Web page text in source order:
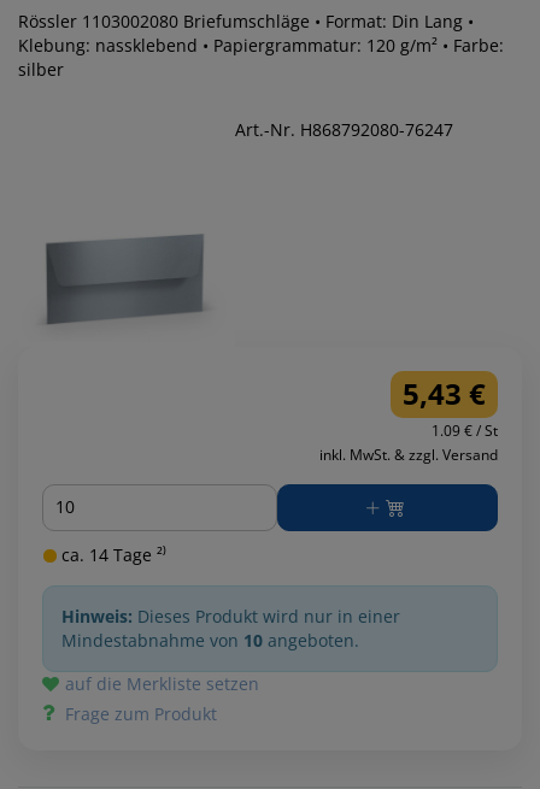
Rössler 1103002080 Briefumschläge • Format: Din Lang •
Klebung: nassklebend • Papiergrammatur: 120 g/m² • Farbe:
silber
Art.-Nr. H868792080-76247
5,43 €
1.09 € / St
inkl. MwSt. & zzgl. Versand
Menge
ca. 14 Tage ²⁾
Hinweis: Dieses Produkt wird nur in einer
Mindestabnahme von 10 angeboten.
auf die Merkliste setzen
Frage zum Produkt